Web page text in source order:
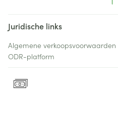
Juridische links
Algemene verkoopsvoorwaarden
ODR-platform